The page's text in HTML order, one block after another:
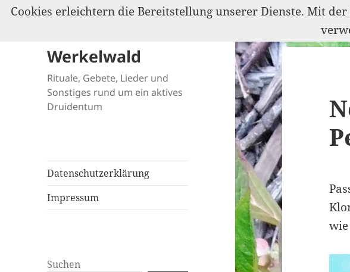
Werkelwald
Rituale, Gebete, Lieder und
Sonstiges rund um ein aktives
Druidentum
Datenschutzerklärung
Impressum
Suchen
Cookies erleichtern die Bereitstellung unserer Dienste. Mit